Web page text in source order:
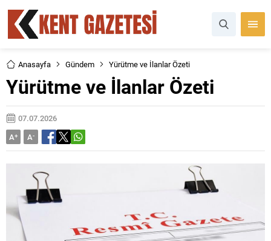
Anasayfa Gündem Yürütme ve İlanlar Özeti
Yürütme ve İlanlar Özeti
07.07.2026
A+ A-